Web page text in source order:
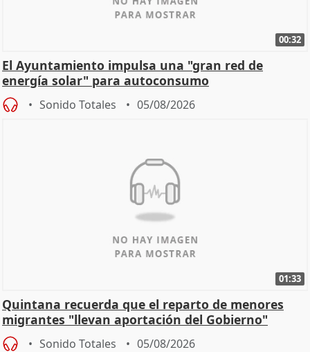
00:32
El Ayuntamiento impulsa una "gran red de
energía solar" para autoconsumo
Sonido Totales 05/08/2026
01:33
Quintana recuerda que el reparto de menores
migrantes "llevan aportación del Gobierno"
central
Sonido Totales 05/08/2026